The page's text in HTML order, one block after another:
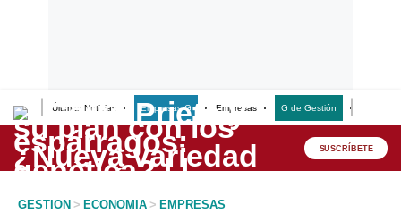
Últimas Noticias Empresas G Empresas G de Gestión
Lo último
Peru Quiosco SUSCRÍBETE
GESTION > ECONOMIA > EMPRESAS